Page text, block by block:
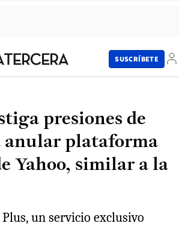
SUSCRÍBETE
presiones de
anular plataforma
Yahoo, similar a la
Plus, un servicio exclusivo